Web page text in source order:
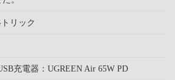
リック
充電器：UGREEN Air 65W PD